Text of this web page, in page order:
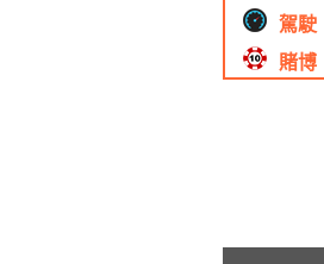
駕駛
賭博